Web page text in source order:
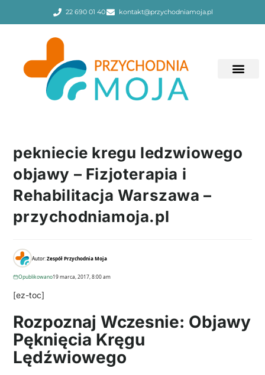
22 690 01 40 kontakt@przychodniamoja.pl
pekniecie kregu ledzwiowego
objawy – Fizjoterapia i
Rehabilitacja Warszawa –
przychodniamoja.pl
Autor:Zespół Przychodnia Moja
Opublikowano19 marca, 2017, 8:00 am
[ez-toc]
Rozpoznaj Wczesnie: Objawy
Pęknięcia Kręgu
Lędźwiowego